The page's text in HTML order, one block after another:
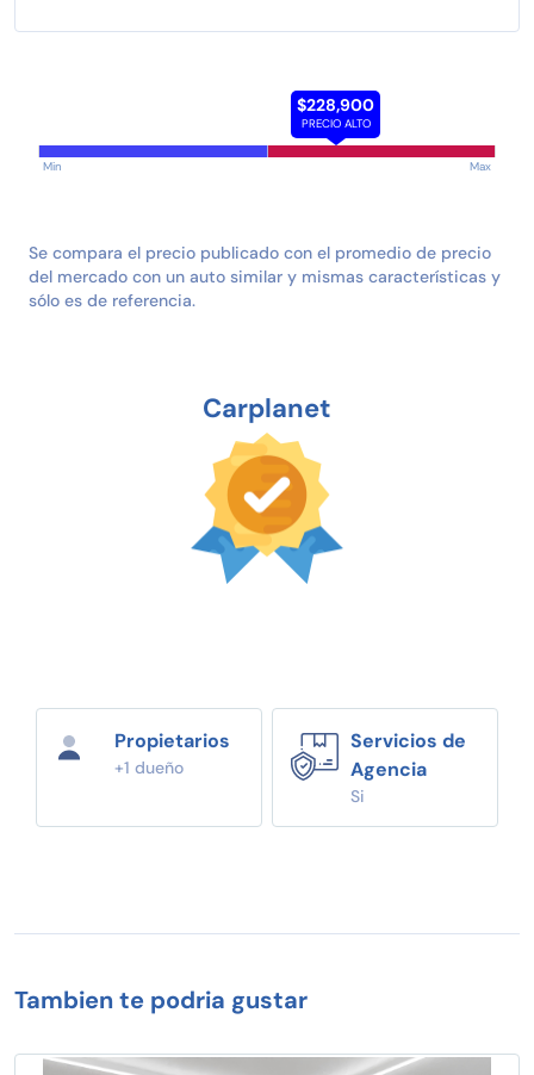
$228,900
PRECIO ALTO
Min Max
Se compara el precio publicado con el promedio de precio
del mercado con un auto similar y mismas características y
sólo es de referencia.
Carplanet
Propietarios
+1 dueño
Servicios de
Agencia
Si
Tambien te podria gustar